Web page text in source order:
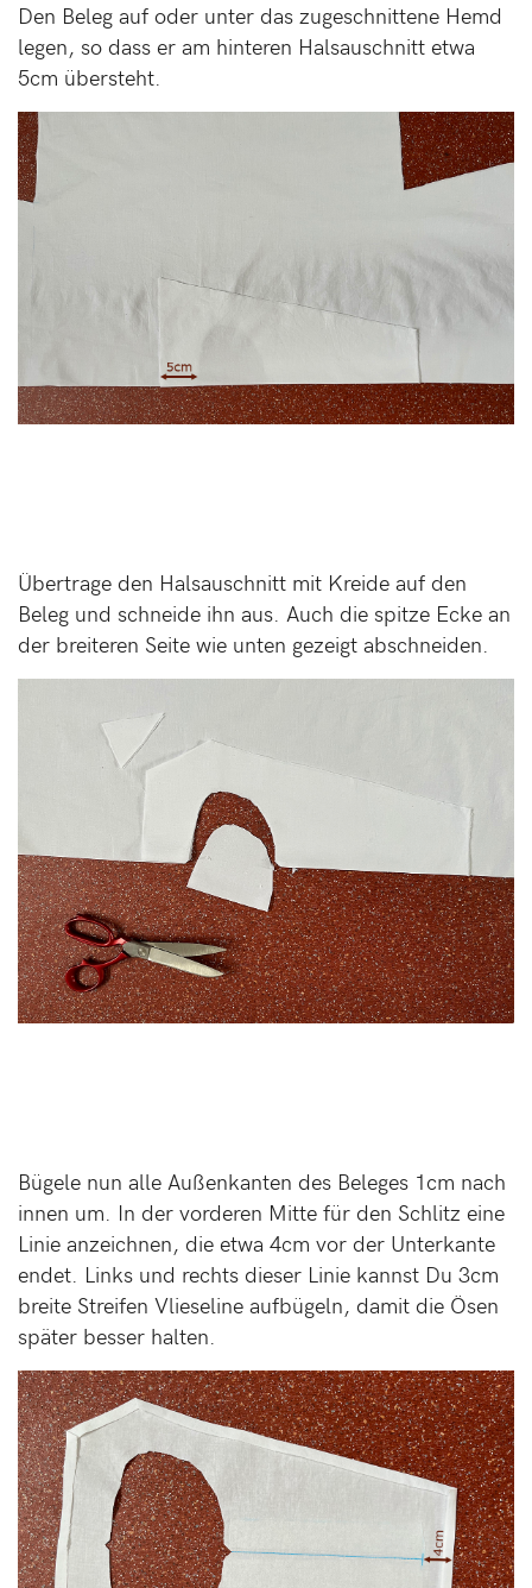
Den Beleg auf oder unter das zugeschnittene Hemd
legen, so dass er am hinteren Halsauschnitt etwa
5cm übersteht.
Übertrage den Halsauschnitt mit Kreide auf den
Beleg und schneide ihn aus. Auch die spitze Ecke an
der breiteren Seite wie unten gezeigt abschneiden.
Bügele nun alle Außenkanten des Beleges 1cm nach
innen um. In der vorderen Mitte für den Schlitz eine
Linie anzeichnen, die etwa 4cm vor der Unterkante
endet. Links und rechts dieser Linie kannst Du 3cm
breite Streifen Vlieseline aufbügeln, damit die Ösen
später besser halten.